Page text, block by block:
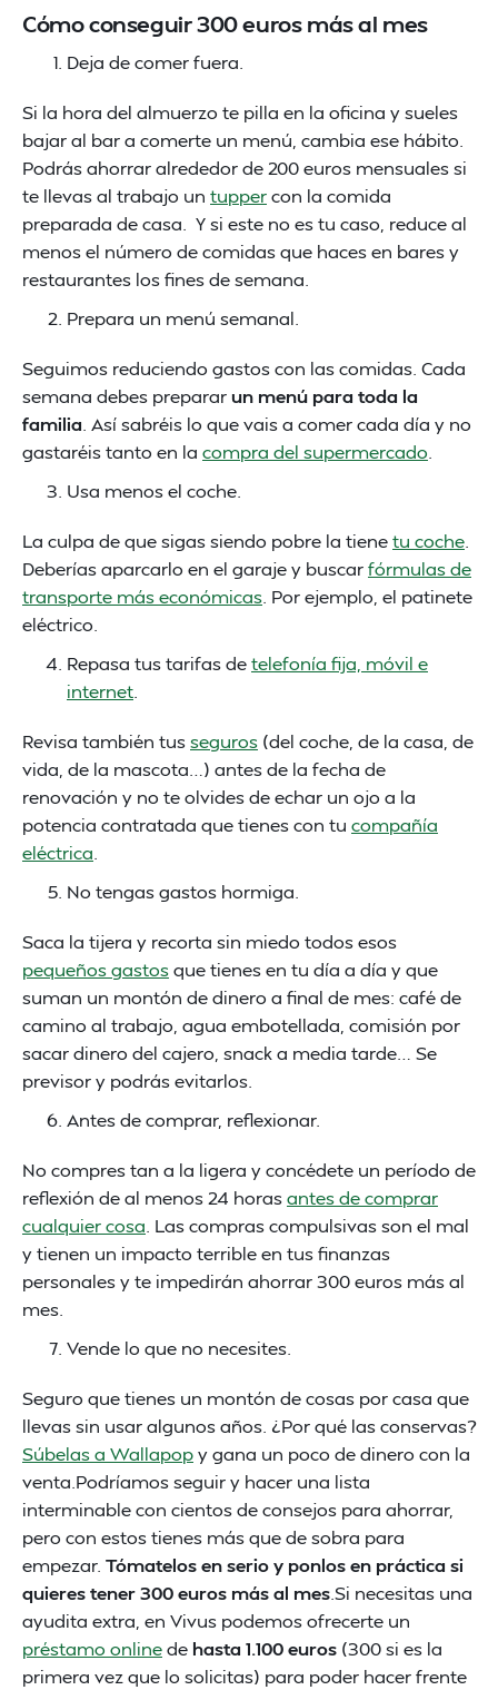
Cómo conseguir 300 euros más al mes
Deja de comer fuera.
Si la hora del almuerzo te pilla en la oficina y sueles
bajar al bar a comerte un menú, cambia ese hábito.
Podrás ahorrar alrededor de 200 euros mensuales si
te llevas al trabajo un tuppercon la comida
preparada de casa. Y si este no es tu caso, reduce al
menos el número de comidas que haces en bares y
restaurantes los fines de semana.
Prepara un menú semanal.
Seguimos reduciendo gastos con las comidas. Cada
semana debes prepararun menú para toda la
familia. Así sabréis lo que vais a comer cada día y no
gastaréis tanto en la compra del supermercado.
Usa menos el coche.
La culpa de que sigas siendo pobre la tienetu coche.
Deberías aparcarlo en el garaje y buscarfórmulas de
transporte más económicas. Por ejemplo, el patinete
eléctrico.
Repasa tus tarifas detelefonía fija, móvil e
internet.
Revisa también tusseguros (del coche, de la casa, de
vida, de la mascota…) antes de la fecha de
renovación y no te olvides de echar un ojo a la
potencia contratada que tienes con tu compañía
eléctrica.
No tengas gastos hormiga.
Saca la tijera y recorta sin miedo todos esos
pequeños gastosque tienes en tu día a día y que
suman un montón de dinero a final de mes: café de
camino al trabajo, agua embotellada, comisión por
sacar dinero del cajero, snack a media tarde… Se
previsor y podrás evitarlos.
Antes de comprar, reflexionar.
No compres tan a la ligera y concédete un período de
reflexión de al menos 24 horasantes de comprar
cualquier cosa. Las compras compulsivas son el mal
y tienen un impacto terrible en tus finanzas
personales y te impedirán ahorrar 300 euros más al
mes.
Vende lo que no necesites.
Seguro que tienes un montón de cosas por casa que
llevas sin usar algunos años. ¿Por qué las conservas?
Súbelas a Wallapopy gana un poco de dinero con la
venta.Podríamos seguir y hacer una lista
interminable con cientos de consejos para ahorrar,
pero con estos tienes más que de sobra para
empezar. Tómatelos en serio y ponlos en práctica si
quieres tener 300 euros más al mes.Si necesitas una
ayudita extra, en Vivus podemos ofrecerte un
préstamo onlinede hasta 1.100 euros (300 si es la
primera vez que lo solicitas) para poder hacer frente